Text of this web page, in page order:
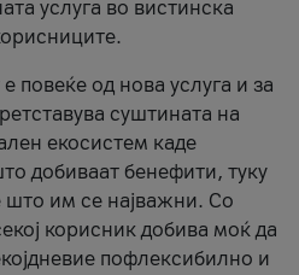
услуга во вистинска
повеќе од нова услуга и за
суштината на
екосистем каде
добиваат бенефити, туку
што им се најважни. Со
корисник добива моќ да
пофлексибилно и